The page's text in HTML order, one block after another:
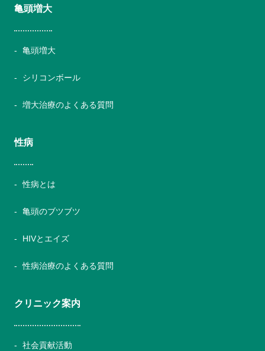
亀頭増大
亀頭増大
シリコンボール
増大治療のよくある質問
性病
性病とは
亀頭のブツブツ
HIVとエイズ
性病治療のよくある質問
クリニック案内
社会貢献活動